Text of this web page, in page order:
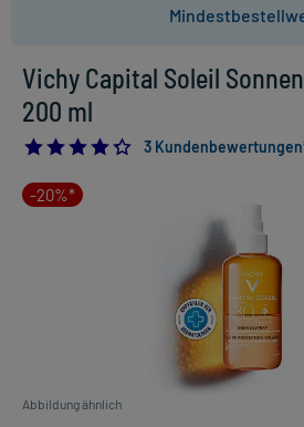
Vichy Capital Soleil
200 ml
4.333333333333333
3
-20%*
Abbildung ähnlich